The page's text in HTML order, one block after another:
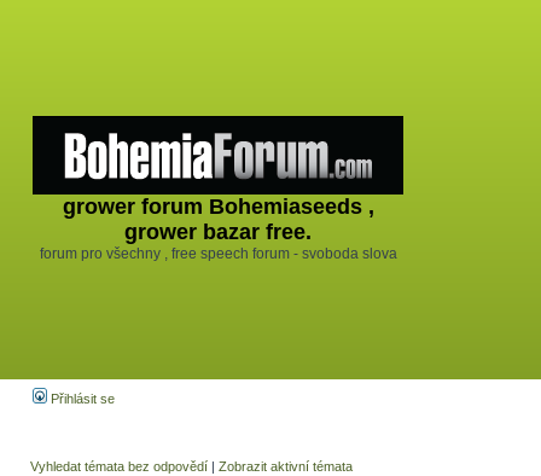
grower forum Bohemiaseeds ,
grower bazar free.
forum pro všechny , free speech forum - svoboda slova
Přihlásit se
Vyhledat témata bez odpovědí | Zobrazit aktivní témata